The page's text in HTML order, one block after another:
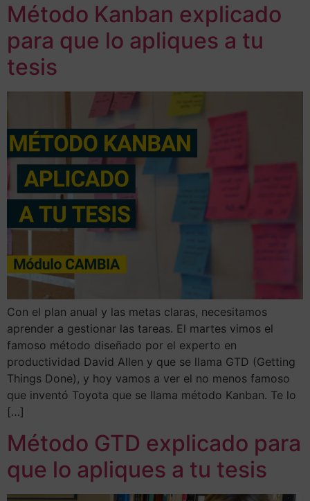
Método Kanban explicado
para que lo apliques a tu
tesis
Con el plan anual y las metas claras, necesitamos
aprender a gestionar las tareas. El martes vimos el
famoso método diseñado por el experto en
productividad David Allen y que se llama GTD (Getting
Things Done), y hoy vamos a ver el no menos famoso
que inventó Toyota que se llama método Kanban. Te lo
[…]
Método GTD explicado para
que lo apliques a tu tesis